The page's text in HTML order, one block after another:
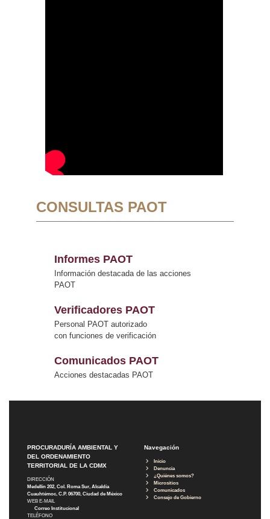
CONSULTAS PAOT
Informes PAOT
Información destacada de las acciones
PAOT
Verificadores PAOT
Personal PAOT autorizado
con funciones de verificación
Comunicados PAOT
Acciones destacadas PAOT
PROCURADURÍA AMBIENTAL Y
DEL ORDENAMIENTO
TERRITORIAL DE LA CDMX
DIRECCIÓN
Medellín 202, Col. Roma Sur, Alcaldía
Cuauhtémoc, C.P. 06700, Ciudad de México
WEB E-MAIL
Correo Institucional
TELÉFONO
Navegación
Inicio
Denuncia
¿Quiénes somos?
Micrositios
Comunicados
Consejo de Gobierno